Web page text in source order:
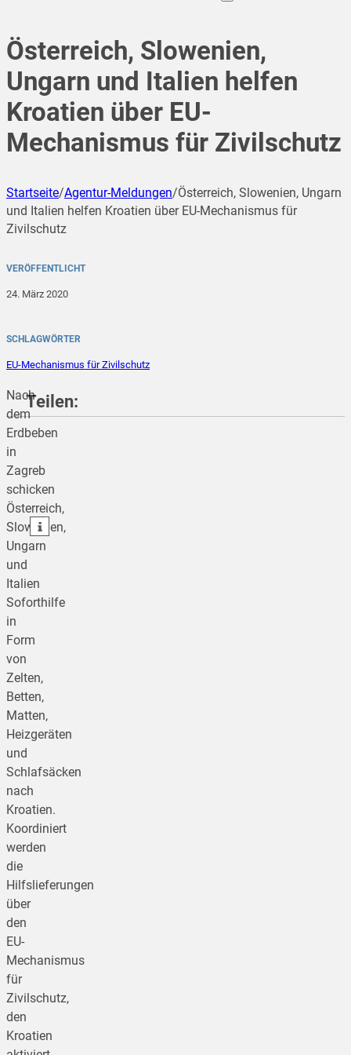
Österreich, Slowenien,
Ungarn und Italien helfen
Kroatien über EU-
Mechanismus für Zivilschutz
Startseite/Agentur-Meldungen/Österreich, Slowenien, Ungarn
und Italien helfen Kroatien über EU-Mechanismus für
Zivilschutz
VERÖFFENTLICHT
24. März 2020
SCHLAGWÖRTER
EU-Mechanismus für Zivilschutz
Nach
dem
Erdbeben
in
Zagreb
schicken
Österreich,
Slowenien,
Ungarn
und
Italien
Soforthilfe
in
Form
von
Zelten,
Betten,
Matten,
Heizgeräten
und
Schlafsäcken
nach
Kroatien.
Koordiniert
werden
die
Hilfslieferungen
über
den
EU-
Mechanismus
für
Zivilschutz,
den
Kroatien
Teilen:
teilen
teilen
teilen